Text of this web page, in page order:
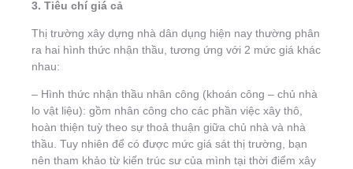
3. Tiêu chí giá cả
Thị trường xây dựng nhà dân dụng hiện nay thường phân
ra hai hình thức nhận thầu, tương ứng với 2 mức giá khác
nhau:
– Hình thức nhận thầu nhân công (khoán công – chủ nhà
lo vật liệu): gồm nhân công cho các phần việc xây thô,
hoàn thiện tuỳ theo sự thoả thuận giữa chủ nhà và nhà
thầu. Tuy nhiên để có được mức giá sát thị trường, bạn
nên tham khảo từ kiến trúc sư của mình tại thời điểm xây